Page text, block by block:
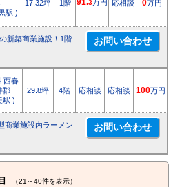
駅 )
17.32坪 1階 91.3万円 応相談 0万円
新築商業施設！1階
西春
郡
駅 )
29.8坪 4階 応相談 応相談 100万円
商業施設内ラーメン
（21～40件を表示）